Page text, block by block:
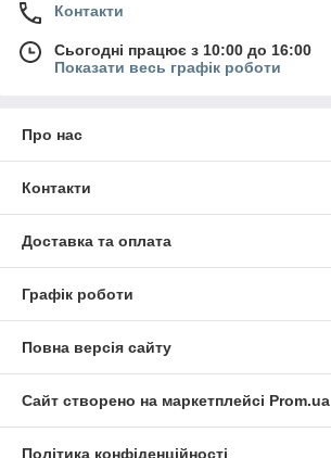
Контакти
Сьогодні працює з 10:00 до 16:00
Показати весь графік роботи
Про нас
Контакти
Доставка та оплата
Графік роботи
Повна версія сайту
Сайт створено на маркетплейсі Prom.ua
Політика конфіденційності